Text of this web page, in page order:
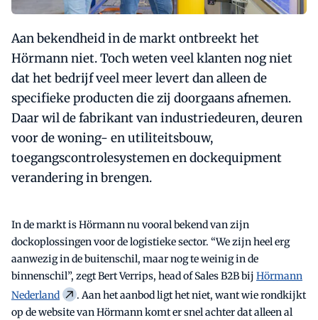
Aan bekendheid in de markt ontbreekt het
Hörmann niet. Toch weten veel klanten nog niet
dat het bedrijf veel meer levert dan alleen de
specifieke producten die zij doorgaans afnemen.
Daar wil de fabrikant van industriedeuren, deuren
voor de woning- en utiliteitsbouw,
toegangscontrolesystemen en dockequipment
verandering in brengen.
In de markt is Hörmann nu vooral bekend van zijn
dockoplossingen voor de logistieke sector. “We zijn heel erg
aanwezig in de buitenschil, maar nog te weinig in de
binnenschil”, zegt Bert Verrips, head of Sales B2B bij Hörmann
Nederland
. Aan het aanbod ligt het niet, want wie rondkijkt
op de website van Hörmann komt er snel achter dat alleen al